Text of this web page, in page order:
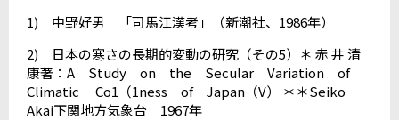
1) 中野好男 「司馬江漢考」（新潮社、1986年）
2) 日本の寒さの長期的変動の研究（その5）＊ 赤 井 清
康著：A Study on the Secular Variation of
Climatic Co1（1ness of Japan（V） ＊＊Seiko
Akai下関地方気象台 1967年